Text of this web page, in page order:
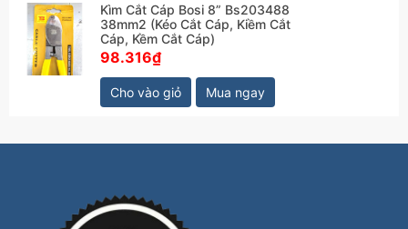
Kìm Cắt Cáp Bosi 8” Bs203488
38mm2 (Kéo Cắt Cáp, Kiềm Cắt
Cáp, Kềm Cắt Cáp)
98.316₫
Cho vào giỏ Mua ngay